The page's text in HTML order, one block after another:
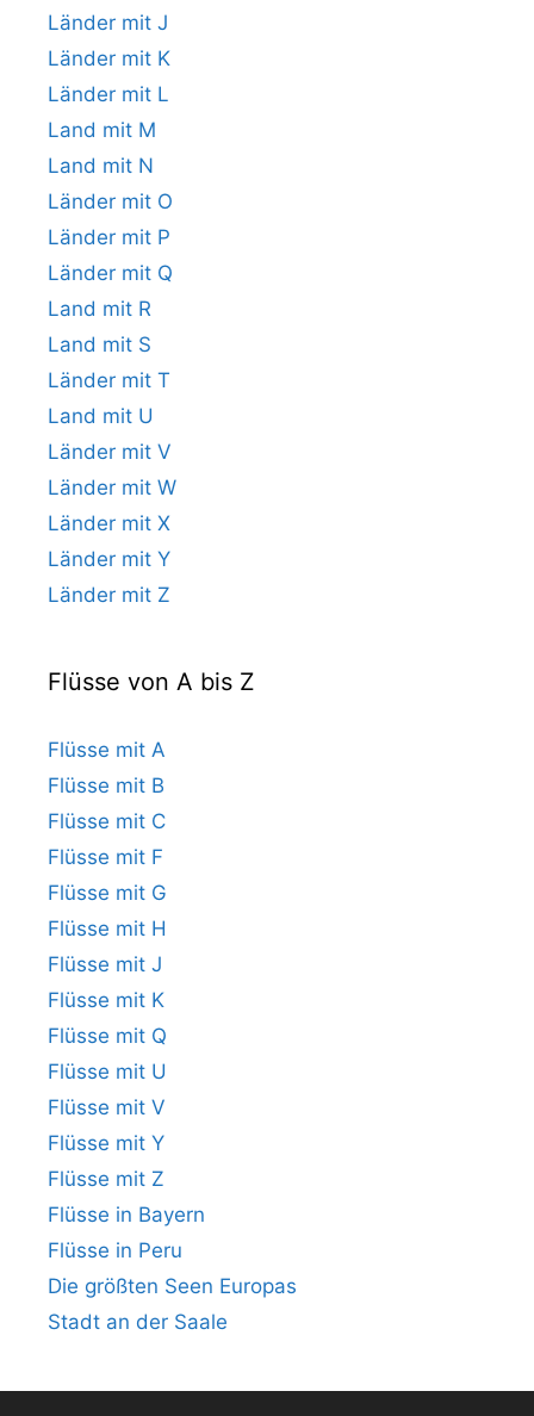
Länder mit J
Länder mit K
Länder mit L
Land mit M
Land mit N
Länder mit O
Länder mit P
Länder mit Q
Land mit R
Land mit S
Länder mit T
Land mit U
Länder mit V
Länder mit W
Länder mit X
Länder mit Y
Länder mit Z
Flüsse von A bis Z
Flüsse mit A
Flüsse mit B
Flüsse mit C
Flüsse mit F
Flüsse mit G
Flüsse mit H
Flüsse mit J
Flüsse mit K
Flüsse mit Q
Flüsse mit U
Flüsse mit V
Flüsse mit Y
Flüsse mit Z
Flüsse in Bayern
Flüsse in Peru
Die größten Seen Europas
Stadt an der Saale